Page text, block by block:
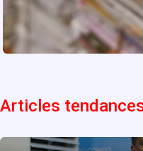
Articles